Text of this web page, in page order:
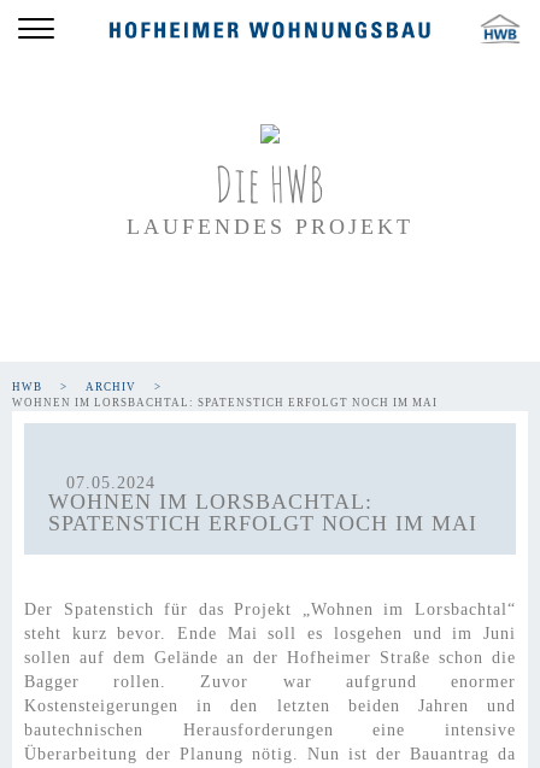
Die HWB
LAUFENDES PROJEKT
HWB
ARCHIV
WOHNEN IM LORSBACHTAL: SPATENSTICH ERFOLGT NOCH IM MAI
07.05.2024
WOHNEN IM LORSBACHTAL:
SPATENSTICH ERFOLGT NOCH IM MAI
Der Spatenstich für das Projekt „Wohnen im Lorsbachtal“
steht kurz bevor. Ende Mai soll es losgehen und im Juni
sollen auf dem Gelände an der Hofheimer Straße schon die
Bagger rollen. Zuvor war aufgrund enormer
Kostensteigerungen in den letzten beiden Jahren und
bautechnischen Herausforderungen eine intensive
Überarbeitung der Planung nötig. Nun ist der Bauantrag da